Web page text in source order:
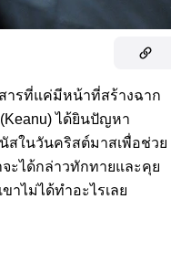
ารที่แค่มีหน้าที่สร้างฉาก
ได้ยินปัญหา
นัสในวันคริสต์มาสเพื่อช่วย
ะได้กล่าวทักทายและคุย
าไม่ได้ทำอะไรเลย